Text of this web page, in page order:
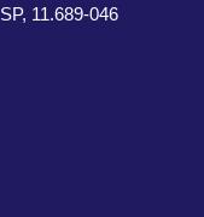
11.689-046